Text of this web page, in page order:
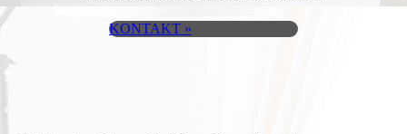
KONTAKT »